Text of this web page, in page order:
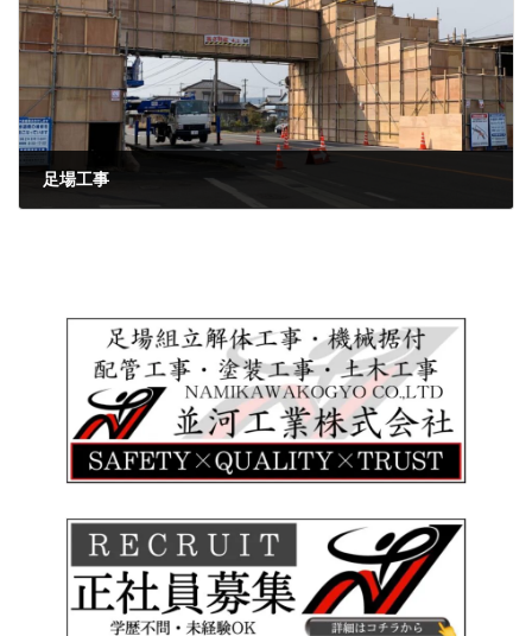
足場工事